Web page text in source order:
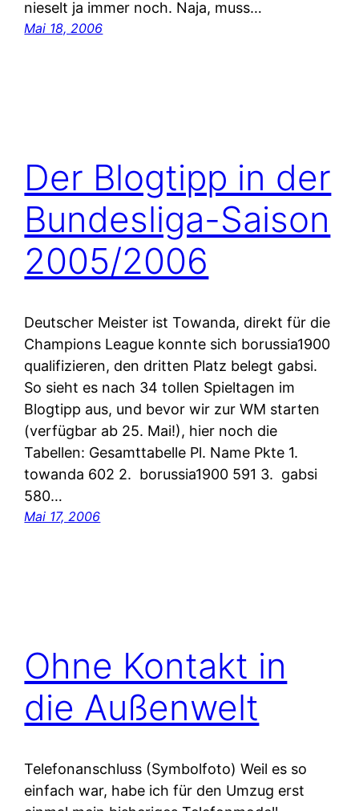
nieselt ja immer noch. Naja, muss…
Mai 18, 2006
Der Blogtipp in der
Bundesliga-Saison
2005/2006
Deutscher Meister ist Towanda, direkt für die
Champions League konnte sich borussia1900
qualifizieren, den dritten Platz belegt gabsi.
So sieht es nach 34 tollen Spieltagen im
Blogtipp aus, und bevor wir zur WM starten
(verfügbar ab 25. Mai!), hier noch die
Tabellen: Gesamttabelle Pl. Name Pkte 1.
towanda 602 2. borussia1900 591 3. gabsi
580…
Mai 17, 2006
Ohne Kontakt in
die Außenwelt
Telefonanschluss (Symbolfoto) Weil es so
einfach war, habe ich für den Umzug erst